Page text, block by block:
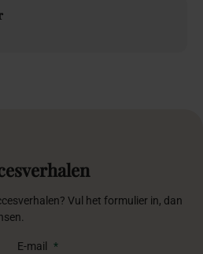
Vul het formulier in, dan
E-mail *